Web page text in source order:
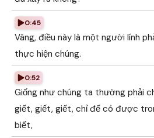
0:45
Vâng, điều này là một người lính
thực hiện chúng.
0:52
Giống như chúng ta thường phải
giết, giết, giết, chỉ để có được
biết,